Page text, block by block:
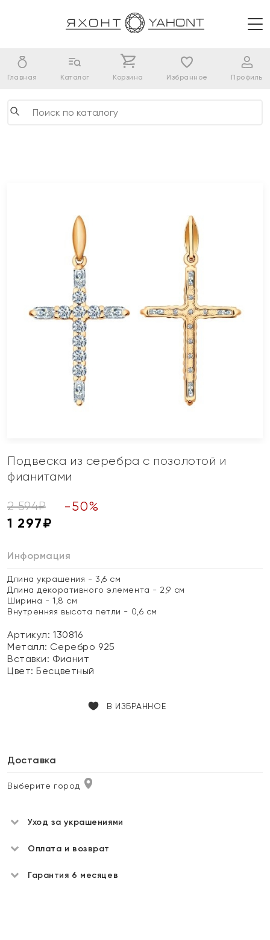
Главная Каталог Корзина Избранное Профиль
Подвеска из серебра с позолотой и
фианитами
2 594₽ -50%
1 297₽
Информация
Длина украшения - 3,6 см
Длина декоративного элемента - 2,9 см
Ширина - 1,8 см
Внутренняя высота петли - 0,6 см
Артикул: 130816
Металл: Серебро 925
Вставки: Фианит
Цвет:Бесцветный
В ИЗБРАННОЕ
Доставка
Выберите город
Уход за украшениями
Оплата и возврат
Гарантия 6 месяцев